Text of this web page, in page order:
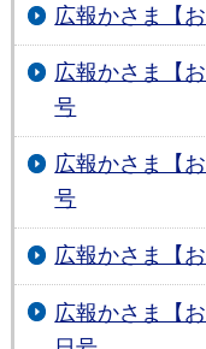
広報かさま【
広報かさま【
号
広報かさま【
号
広報かさま【
広報かさま【